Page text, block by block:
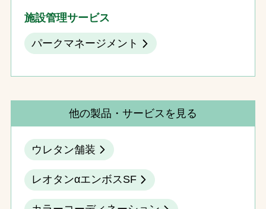
施設管理サービス
パークマネージメント
他の製品・サービスを見る
ウレタン舗装
レオタンαエンボスSF